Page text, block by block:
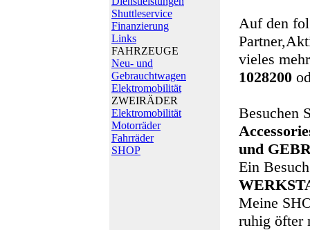
Shuttleservice
Finanzierung
Links
FAHRZEUGE
Neu- und
Gebrauchtwagen
Elektromobilität
ZWEIRÄDER
Elektromobilität
Motorräder
Fahrräder
SHOP
Auf den
vieles
1028200
Besuchen
und
Ein
Meine
ruhig öfter